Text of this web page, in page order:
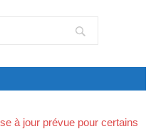
à jour prévue pour certains